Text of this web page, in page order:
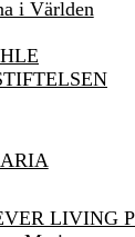
i Världen
LIVING